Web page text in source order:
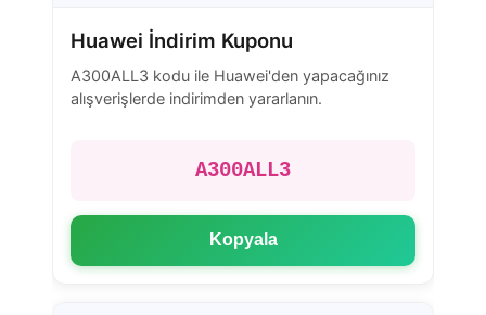
Huawei İndirim Kuponu
A300ALL3 kodu ile Huawei'den yapacağınız
alışverişlerde indirimden yararlanın.
A300ALL3
Kopyala